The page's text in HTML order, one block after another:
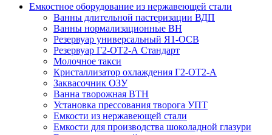
Емкостное оборудование из нержавеющей стали
Ванны длительной пастеризации ВДП
Ванны нормализационные ВН
Резервуар универсальный Я1-ОСВ
Резервуар Г2-ОТ2-А Стандарт
Молочное такси
Кристаллизатор охлаждения Г2-ОТ2-А
Заквасочник ОЗУ
Ванна творожная ВТН
Установка прессования творога УПТ
Емкости из нержавеющей стали
Емкости для производства шоколадной глазури